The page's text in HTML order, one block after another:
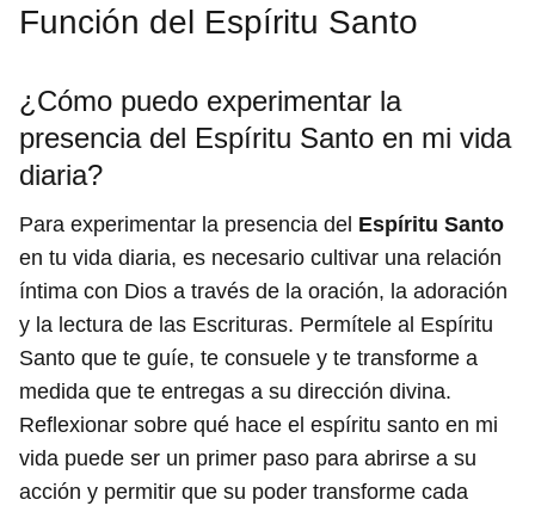
Función del Espíritu Santo
¿Cómo puedo experimentar la
presencia del Espíritu Santo en mi vida
diaria?
Para experimentar la presencia del Espíritu Santo
en tu vida diaria, es necesario cultivar una relación
íntima con Dios a través de la oración, la adoración
y la lectura de las Escrituras. Permítele al Espíritu
Santo que te guíe, te consuele y te transforme a
medida que te entregas a su dirección divina.
Reflexionar sobre qué hace el espíritu santo en mi
vida puede ser un primer paso para abrirse a su
acción y permitir que su poder transforme cada